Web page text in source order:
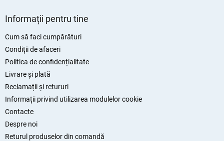
Informații pentru tine
Cum să faci cumpărături
Condiții de afaceri
Politica de confidențialitate
Livrare și plată
Reclamații și retururi
Informații privind utilizarea modulelor cookie
Contacte
Despre noi
Returul produselor din comandă